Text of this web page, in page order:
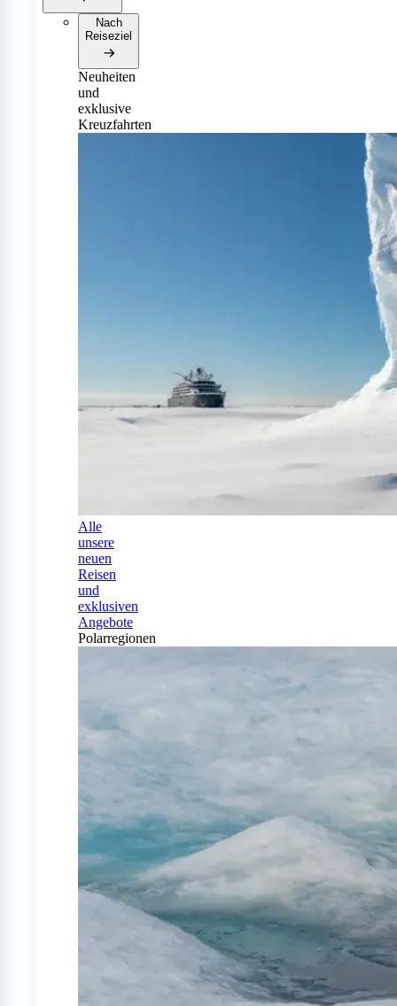
Nach
Reiseziel
Neuheiten
und
exklusive
Kreuzfahrten
Alle
unsere
neuen
Reisen
und
exklusiven
Angebote
Polarregionen